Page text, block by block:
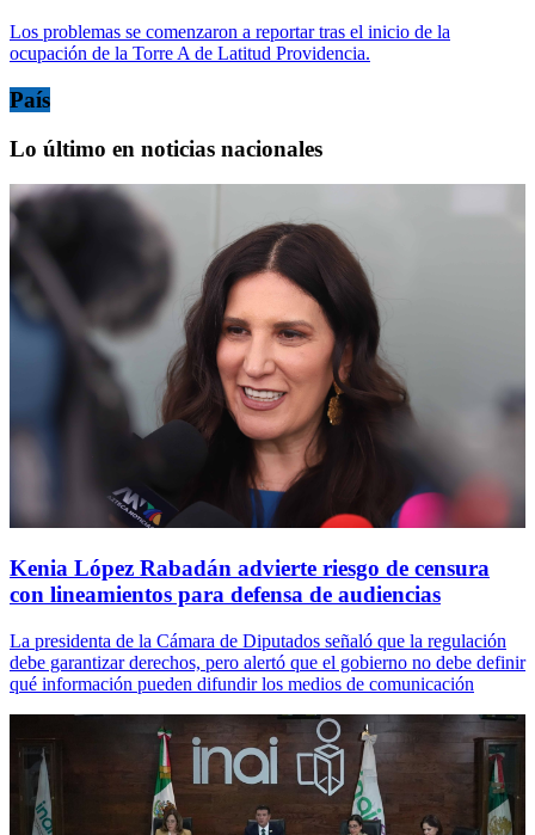
Los problemas se comenzaron a reportar tras el inicio de la
ocupación de la Torre A de Latitud Providencia.
País
Lo último en noticias nacionales
Kenia López Rabadán advierte riesgo de censura
con lineamientos para defensa de audiencias
La presidenta de la Cámara de Diputados señaló que la regulación
debe garantizar derechos, pero alertó que el gobierno no debe definir
qué información pueden difundir los medios de comunicación